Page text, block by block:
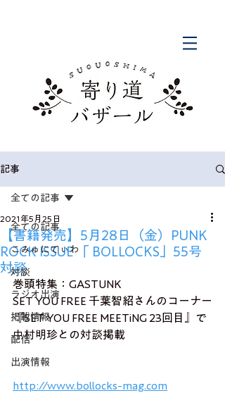
記事
全ての記事
こみゅにてぃわ
対談
ラジオ出演
掲載情報
配信
出演情報
全ての記事
【書籍発売】5月28日（金）PUNK
ROCK ISSUE 「 BOLLOCKS」55号
対談
2021年5月25日
巻頭特集：GASTUNK
SET YOU FREE 千葉智紹さんのコーナー
『SET YOU FREE MEETiNG 23回目』で
中村明珍との対談掲載
http://www.bollocks-mag.com